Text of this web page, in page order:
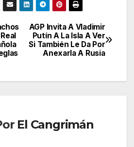
AGP Invita A Vladimir
Putín A La Isla A Ver
Si También Le Da Por
Anexarla A Rusia
El Cangrimán